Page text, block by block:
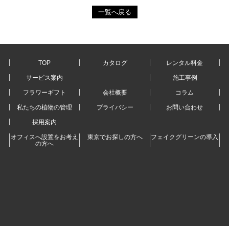
一覧へ戻る
TOP カタログ レンタル料金
サービス案内 施工事例
フラワーギフト 会社概要 コラム
私たちの植物の管理 プライバシー お問い合わせ
採用案内
オフィスへ設置をお考え
の方へ
東京でお探しの方へ フェイクグリーンの導入